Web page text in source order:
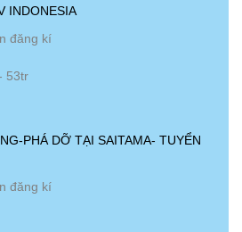
INDONESIA
đăng kí
53tr
PHÁ DỠ TẠI SAITAMA- TUYỂN
đăng kí